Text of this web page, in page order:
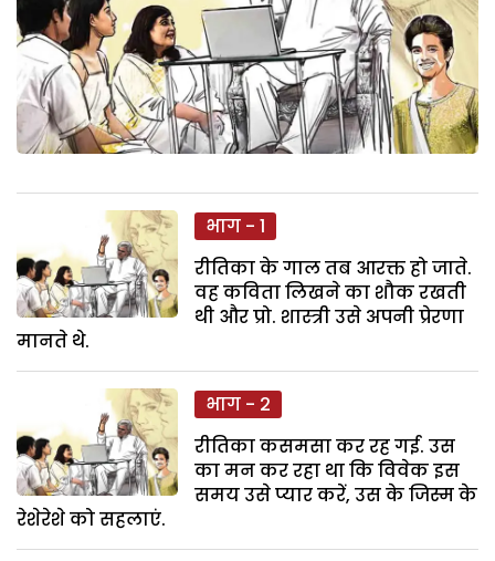
भाग - 1
रीतिका के गाल तब आरक्त हो जाते.
वह कविता लिखने का शौक रखती
थी और प्रो. शास्त्री उसे अपनी प्रेरणा
मानते थे.
भाग - 2
रीतिका कसमसा कर रह गई. उस
का मन कर रहा था कि विवेक इस
समय उसे प्यार करें, उस के जिस्म के
रेशेरेशे को सहलाएं.